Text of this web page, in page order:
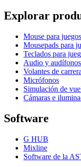
Explorar
Mouse para juegos
Mousepads para
Teclados para
Audio y
Volantes de
Micrófonos
Simulación de
Cámaras e
Software
G HUB
Mixline
Software de la